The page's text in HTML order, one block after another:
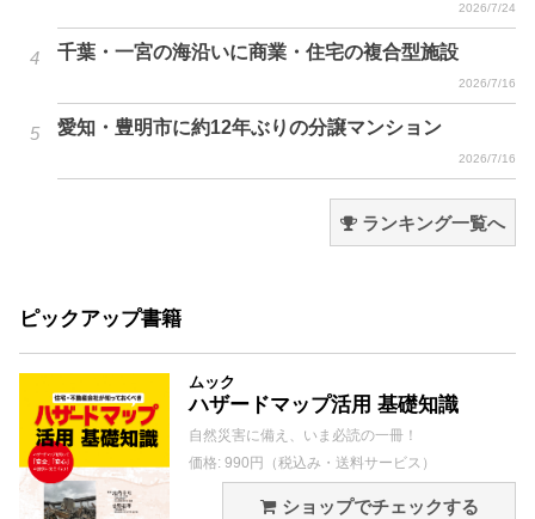
2026/7/24
千葉・一宮の海沿いに商業・住宅の複合型施設
2026/7/16
愛知・豊明市に約12年ぶりの分譲マンション
2026/7/16
ランキング一覧へ
ピックアップ書籍
ムック
ハザードマップ活用 基礎知識
自然災害に備え、いま必読の一冊！
価格: 990円（税込み・送料サービス）
ショップでチェックする